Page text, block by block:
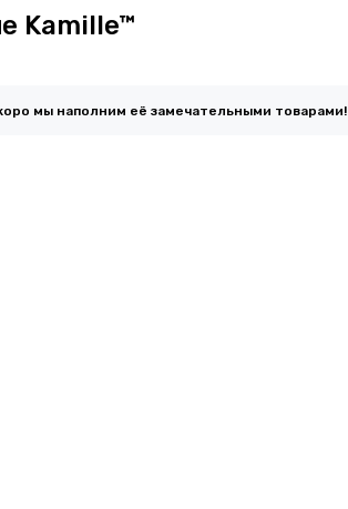
Kamille™
мы наполним её замечательными товарами!